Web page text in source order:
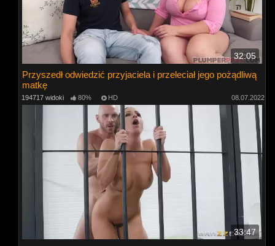
32:05
Przyszedł odwiedzić przyjaciela i przeleciał jego pożądliwą
matkę
194717 widoki 80% HD 08.07.2022
33:47